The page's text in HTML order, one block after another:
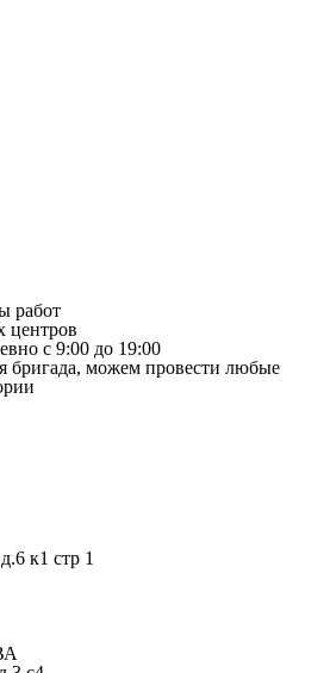
работ
центров
с 9:00 до 19:00
бригада, можем провести любые
к1 стр 1